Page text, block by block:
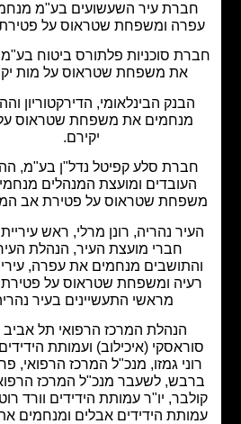
עיר השעשועים בע"מ מנחמת את
ומשפחת שטראוס על פטירת יקירם.
סוכניות פלתורס ביטוח בע"מ מנחמת
את משפחת שטראוס על מות יקירם.
הבנק הבינלאומי, הדירקטוריון וההנהלה
מנחמים את משפחת שטראוס על מות
סלע קפיטל נדל"ן בע"מ, ההנהלה,
ומועצת המנהלים מנחמים את
שטראוס על פטירת אב המשפחה.
נהריה, רונן מרלי, ראש עיריית נהריה,
חברי מועצת העיר, הנהלת העירייה
מנחמים את עפרה, עירית, עדי,
ומשפחת שטראוס על פטירת יקירם,
מראשי התעשיינים בעיר נהריה.
הנהלת המרכז הרפואי תל אביב ע"ש
(איכילוב) ועמותת הידידים, פרופ'
גמזו, מנכ"ל המרכז הרפואי, פרופ' גבי
לשעבר מנכ"ל המרכז הרפואי, יונתן
יו"ר עמותת הידידים וורד רוט, מנכ"ל
הידידים אבלים ומנחמים את עפרה,